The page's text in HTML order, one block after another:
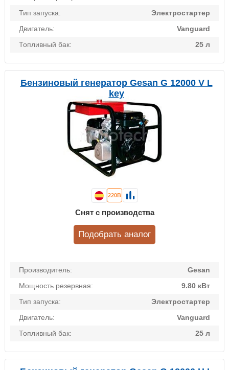
Тип запуска:
Электростартер
Двигатель:
Vanguard
Топливный бак:
25 л
Бензиновый генератор Gesan G 12000 V L
key
Производитель:
Gesan
Мощность резервная:
9.80 кВт
Тип запуска:
Электростартер
Двигатель:
Vanguard
Топливный бак:
25 л
220В
Снят с производства
Подобрать аналог